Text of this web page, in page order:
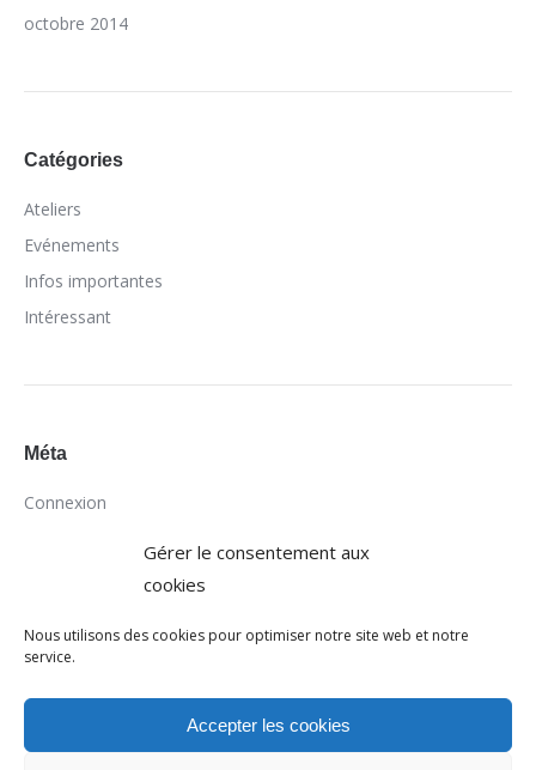
Gérer le consentement aux
cookies
Nous utilisons des cookies pour optimiser notre site web et notre
service.
Accepter les cookies
octobre 2014
Catégories
Ateliers
Evénements
Infos importantes
Intéressant
Méta
Connexion
Flux des commentaires